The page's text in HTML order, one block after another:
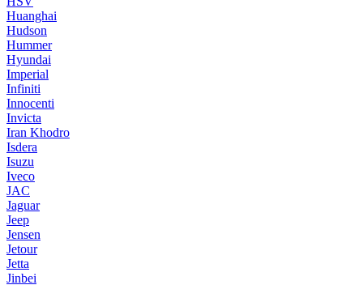
Huanghai
Hudson
Hummer
Hyundai
Imperial
Infiniti
Innocenti
Invicta
Iran Khodro
Isdera
Isuzu
Iveco
JAC
Jaguar
Jeep
Jensen
Jetour
Jetta
Jinbei